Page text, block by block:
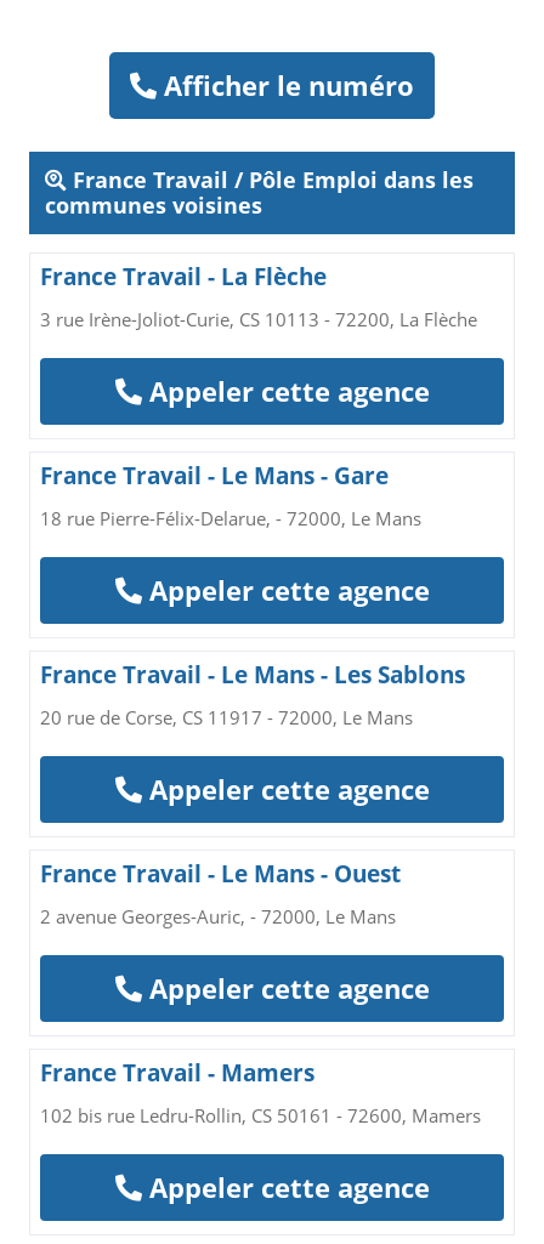
Afficher le numéro
France Travail / Pôle Emploi dans les
communes voisines
France Travail - La Flèche
3 rue Irène-Joliot-Curie, CS 10113 - 72200, La Flèche
Appeler cette agence
France Travail - Le Mans - Gare
18 rue Pierre-Félix-Delarue, - 72000, Le Mans
Appeler cette agence
France Travail - Le Mans - Les Sablons
20 rue de Corse, CS 11917 - 72000, Le Mans
Appeler cette agence
France Travail - Le Mans - Ouest
2 avenue Georges-Auric, - 72000, Le Mans
Appeler cette agence
France Travail - Mamers
102 bis rue Ledru-Rollin, CS 50161 - 72600, Mamers
Appeler cette agence